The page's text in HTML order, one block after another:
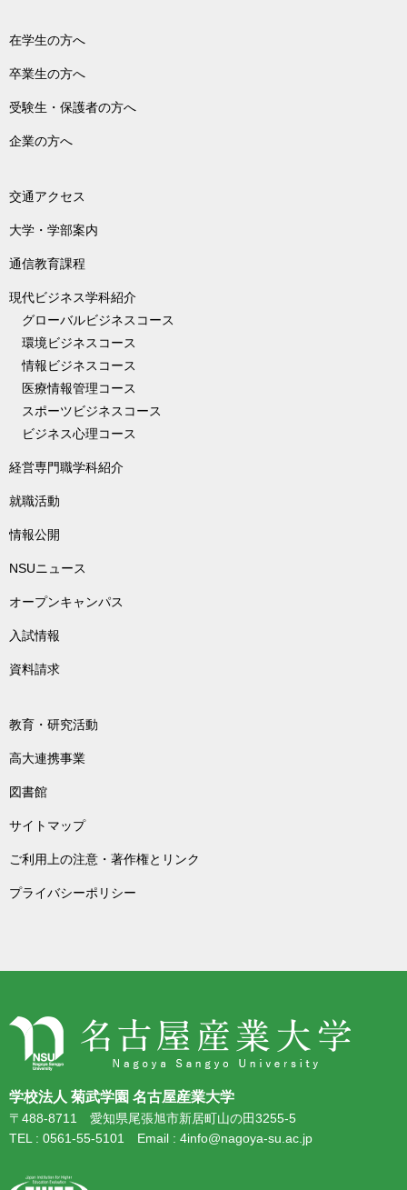
在学生の方へ
卒業生の方へ
受験生・保護者の方へ
企業の方へ
交通アクセス
大学・学部案内
通信教育課程
現代ビジネス学科紹介
グローバルビジネスコース
環境ビジネスコース
情報ビジネスコース
医療情報管理コース
スポーツビジネスコース
ビジネス心理コース
経営専門職学科紹介
就職活動
情報公開
NSUニュース
オープンキャンパス
入試情報
資料請求
教育・研究活動
高大連携事業
図書館
サイトマップ
ご利用上の注意・著作権とリンク
プライバシーポリシー
学校法人 菊武学園 名古屋産業大学
〒488-8711 愛知県尾張旭市新居町山の田3255-5
TEL : 0561-55-5101 Email : 4info@nagoya-su.ac.jp